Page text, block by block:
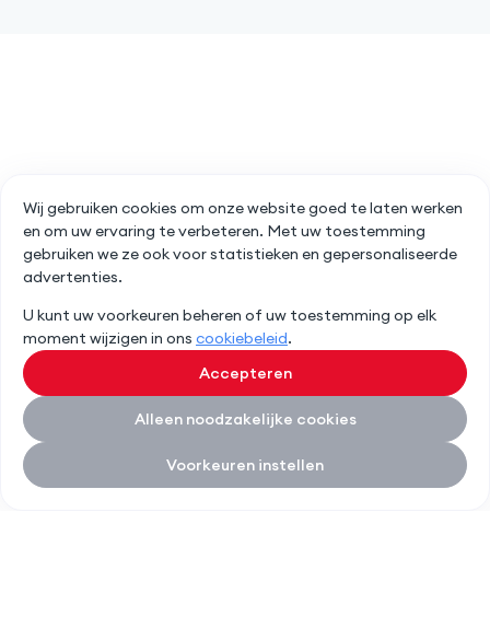
Wij gebruiken cookies om onze website goed te laten werken
en om uw ervaring te verbeteren. Met uw toestemming
gebruiken we ze ook voor statistieken en gepersonaliseerde
advertenties.
U kunt uw voorkeuren beheren of uw toestemming op elk
moment wijzigen in ons cookiebeleid.
Accepteren
Alleen noodzakelijke cookies
Voorkeuren instellen